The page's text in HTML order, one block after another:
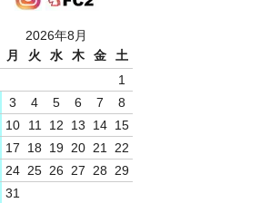
2026年8月
月 火 水 木 金
土
1
3 4 5 6 7
8
10 11 12 13 14 15
17 18 19 20 21
22
24 25 26 27 28
29
31